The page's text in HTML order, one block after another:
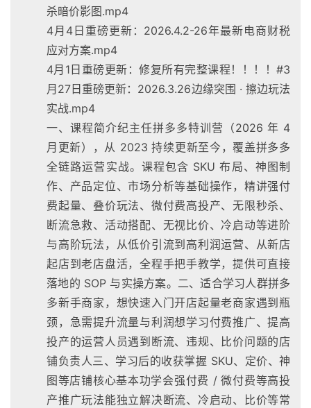
杀暗价影图.mp4
4月4日重磅更新：2026.4.2-26年最新电商财税
应对方案.mp4
4月1日重磅更新：修复所有完整课程！！！！#3
月27日重磅更新：2026.3.26边缘突围 · 擦边玩法
实战.mp4
一、课程简介纪主任拼多多特训营（2026 年 4
月更新），从 2023 持续更新至今，覆盖拼多多
全链路运营实战。课程包含 SKU 布局、神图制
作、产品定位、市场分析等基础操作，精讲强付
费起量、叠价玩法、微付费高投产、无限秒杀、
断流急救、活动搭配、无视比价、冷启动等进阶
与高阶玩法，从低价引流到高利润运营、从新店
起店到老店盘活，全程手把手教学，提供可直接
落地的 SOP 与实操方案。二、适合学习人群拼多
多新手商家，想快速入门开店起量老商家遇到瓶
颈，急需提升流量与利润想学习付费推广、提高
投产的运营人员遇到断流、违规、比价问题的店
铺负责人三、学习后的收获掌握 SKU、定价、神
图等店铺核心基本功学会强付费 / 微付费等高投
产推广玩法能独立解决断流、冷启动、比价等常